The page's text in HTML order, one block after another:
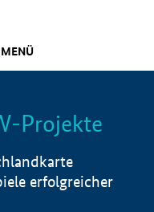
MENÜ
Info
Projekte
erfolgreicher